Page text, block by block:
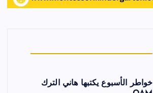
خواطر الأسبوع يكتبها هاني الترك